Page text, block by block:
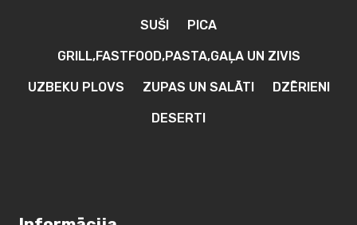
SUŠI PICA
GRILL,FASTFOOD,PASTA,GAĻA UN ZIVIS
UZBEKU PLOVS ZUPAS UN SALĀTI DZĒRIENI
DESERTI